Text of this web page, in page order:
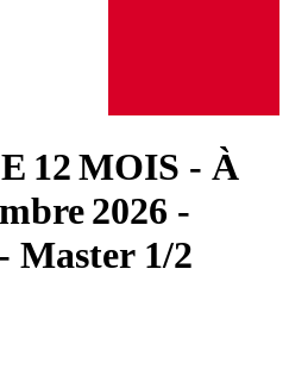
12 MOIS - À
2026 -
Master 1/2